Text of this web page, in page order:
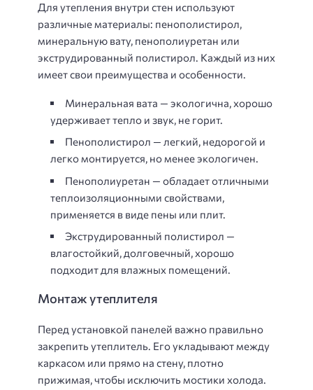
Для утепления внутри стен используют
различные материалы: пенополистирол,
минеральную вату, пенополиуретан или
экструдированный полистирол. Каждый из них
имеет свои преимущества и особенности.
Минеральная вата — экологична, хорошо
удерживает тепло и звук, не горит.
Пенополистирол — легкий, недорогой и
легко монтируется, но менее экологичен.
Пенополиуретан — обладает отличными
теплоизоляционными свойствами,
применяется в виде пены или плит.
Экструдированный полистирол —
влагостойкий, долговечный, хорошо
подходит для влажных помещений.
Монтаж утеплителя
Перед установкой панелей важно правильно
закрепить утеплитель. Его укладывают между
каркасом или прямо на стену, плотно
прижимая, чтобы исключить мостики холода.